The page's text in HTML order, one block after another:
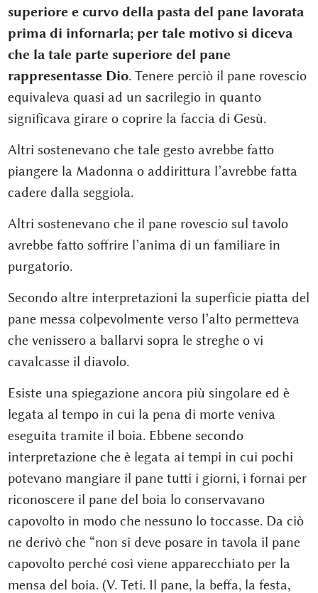
superiore e curvo della pasta del pane lavorata
prima di infornarla; per tale motivo si diceva
che la tale parte superiore del pane
rappresentasse Dio. Tenere perciò il pane rovescio
equivaleva quasi ad un sacrilegio in quanto
significava girare o coprire la faccia di Gesù.
Altri sostenevano che tale gesto avrebbe fatto
piangere la Madonna o addirittura l’avrebbe fatta
cadere dalla seggiola.
Altri sostenevano che il pane rovescio sul tavolo
avrebbe fatto soffrire l’anima di un familiare in
purgatorio.
Secondo altre interpretazioni la superficie piatta del
pane messa colpevolmente verso l’alto permetteva
che venissero a ballarvi sopra le streghe o vi
cavalcasse il diavolo.
Esiste una spiegazione ancora più singolare ed è
legata al tempo in cui la pena di morte veniva
eseguita tramite il boia. Ebbene secondo
interpretazione che è legata ai tempi in cui pochi
potevano mangiare il pane tutti i giorni, i fornai per
riconoscere il pane del boia lo conservavano
capovolto in modo che nessuno lo toccasse. Da ciò
ne derivò che “non si deve posare in tavola il pane
capovolto perché così viene apparecchiato per la
mensa del boia. (V. Teti. Il pane, la beffa, la festa,